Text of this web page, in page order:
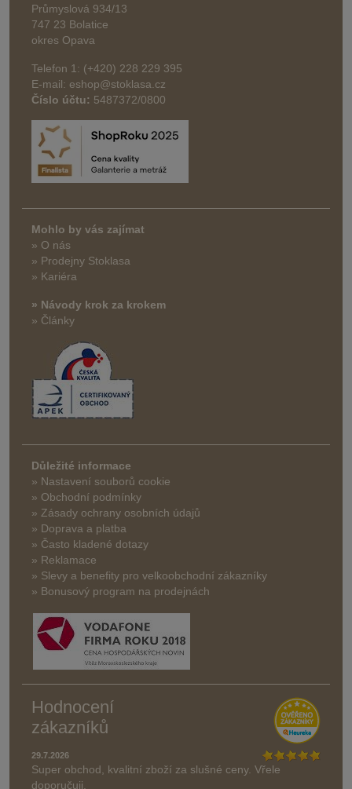
Průmyslová 934/13
747 23 Bolatice
okres Opava
Telefon 1: (+420) 228 229 395
E-mail: eshop@stoklasa.cz
Číslo účtu: 5487372/0800
Mohlo by vás zajímat
» O nás
» Prodejny Stoklasa
» Kariéra
» Návody krok za krokem
» Články
Důležité informace
» Nastavení souborů cookie
» Obchodní podmínky
» Zásady ochrany osobních údajů
» Doprava a platba
» Často kladené dotazy
» Reklamace
» Slevy a benefity pro velkoobchodní zákazníky
» Bonusový program na prodejnách
Hodnocení
zákazníků
29.7.2026
Super obchod, kvalitní zboží za slušné ceny. Vřele
doporučuji.